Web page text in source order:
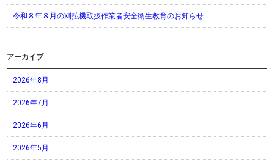
令和８年８月の刈払機取扱作業者安全衛生教育のお知らせ
アーカイブ
2026年8月
2026年7月
2026年6月
2026年5月